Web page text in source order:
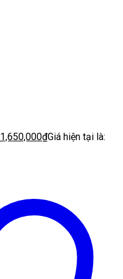
1,650,000₫Giá hiện tại là: